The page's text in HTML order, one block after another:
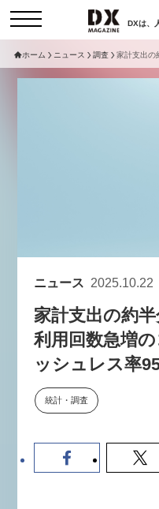
DXは、
個人情
現在開
流
セミナー
【
数
ホーム ニュース 調査 家計支出の
ニュース 2025.10.22
家計支出の約
利用回数急増
ッシュレス率
統計・調査